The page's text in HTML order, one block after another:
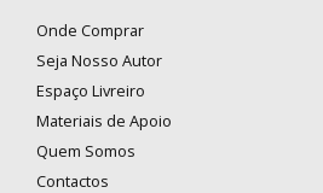
Onde Comprar
Seja Nosso Autor
Espaço Livreiro
Materiais de Apoio
Quem Somos
Contactos